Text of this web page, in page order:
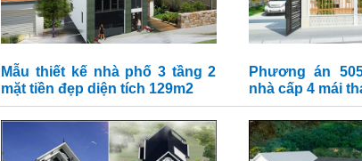
Mẫu thiết kế nhà phố 3 tầng 2
mặt tiền đẹp diện tích 129m2
Phương án
nhà cấp 4 mái